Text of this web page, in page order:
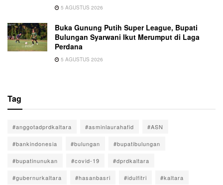
5 AGUSTUS 2026
Buka Gunung Putih Super League, Bupati
Bulungan Syarwani Ikut Merumput di Laga
Perdana
5 AGUSTUS 2026
Tag
#anggotadprdkaltara #asminlaurahafid #ASN
#bankindonesia #bulungan #bupatibulungan
#bupatinunukan #covid-19 #dprdkaltara
#gubernurkaltara #hasanbasri #idulfitri #kaltara